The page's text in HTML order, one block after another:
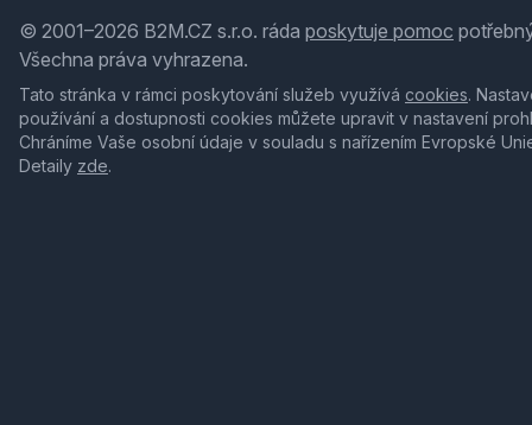
© 2001–2026 B2M.CZ s.r.o. ráda poskytuje pomoc
Všechna práva vyhrazena.
Tato stránka v rámci poskytování služeb využívá cookies.
používání a dostupnosti cookies můžete upravit v nastavení
Chráníme Vaše osobní údaje v souladu s nařízením Evropské
Detaily zde.